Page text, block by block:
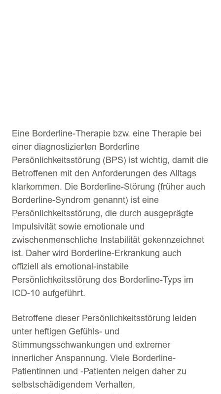
Eine Borderline-Therapie bzw. eine Therapie bei
einer diagnostizierten Borderline
Persönlichkeitsstörung (BPS) ist wichtig, damit die
Betroffenen mit den Anforderungen des Alltags
klarkommen. Die Borderline-Störung (früher auch
Borderline-Syndrom genannt) ist eine
Persönlichkeitsstörung, die durch ausgeprägte
Impulsivität sowie emotionale und
zwischenmenschliche Instabilität gekennzeichnet
ist. Daher wird Borderline-Erkrankung auch
offiziell als emotional-instabile
Persönlichkeitsstörung des Borderline-Typs im
ICD-10 aufgeführt.
Betroffene dieser Persönlichkeitsstörung leiden
unter heftigen Gefühls- und
Stimmungsschwankungen und extremer
innerlicher Anspannung. Viele Borderline-
Patientinnen und -Patienten neigen daher zu
selbstschädigendem Verhalten,